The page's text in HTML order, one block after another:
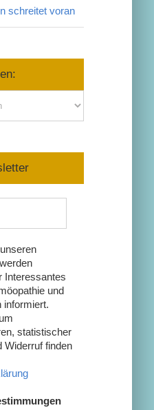
schreitet voran
Interessantes
und
informiert.
statistischer
Widerruf finden